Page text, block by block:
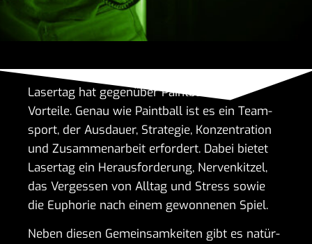
Lasertag hat gegen­über Paint­ball viele
Vorteile. Genau wie Paint­ball ist es ein Team­
sport, der Ausdauer, Stra­tegie, Konzen­tra­tion
und Zusam­men­ar­beit erfor­dert. Dabei bietet
Lasertag ein Heraus­for­de­rung, Nerven­kitzel,
das Vergessen von Alltag und Stress sowie
die Euphorie nach einem gewon­nenen Spiel.
Neben diesen Gemein­sam­keiten gibt es natür­